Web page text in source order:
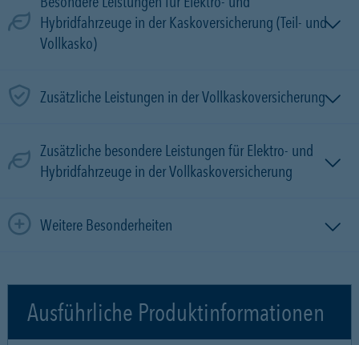
Hybridfahrzeuge in der Kaskoversicherung (Teil- und
Vollkasko)
Zusätzliche Leistungen in der Vollkaskoversicherung
Zusätzliche besondere Leistungen für Elektro- und
Hybridfahrzeuge in der Vollkaskoversicherung
Weitere Besonderheiten
Ausführliche Produktinformationen